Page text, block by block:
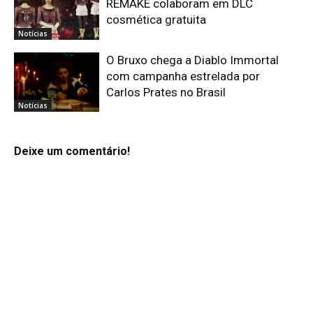
Notícias
REMAKE colaboram em DLC
cosmética gratuita
Notícias
O Bruxo chega a Diablo Immortal
com campanha estrelada por
Carlos Prates no Brasil
Deixe um comentário!